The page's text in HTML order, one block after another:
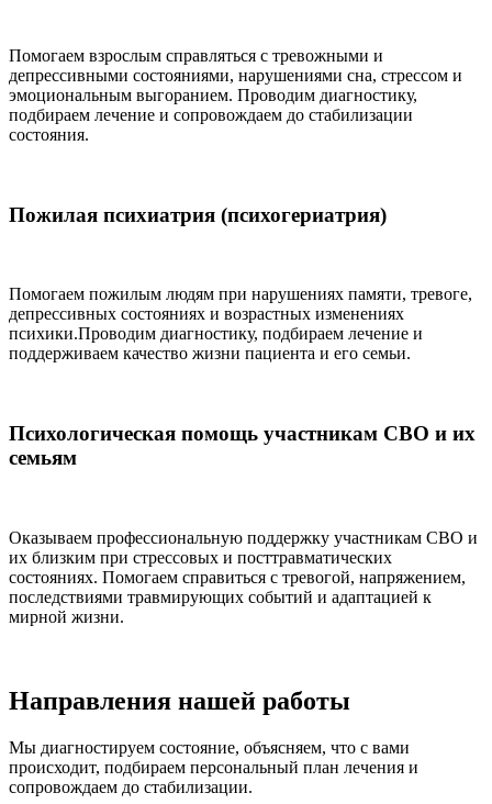
Помогаем взрослым справляться с тревожными и
депрессивными состояниями, нарушениями сна, стрессом и
эмоциональным выгоранием. Проводим диагностику,
подбираем лечение и сопровождаем до стабилизации
состояния.
Пожилая психиатрия (психогериатрия)
Помогаем пожилым людям при нарушениях памяти, тревоге,
депрессивных состояниях и возрастных изменениях
психики.Проводим диагностику, подбираем лечение и
поддерживаем качество жизни пациента и его семьи.
Психологическая помощь участникам СВО и их
семьям
Оказываем профессиональную поддержку участникам СВО и
их близким при стрессовых и посттравматических
состояниях. Помогаем справиться с тревогой, напряжением,
последствиями травмирующих событий и адаптацией к
мирной жизни.
Направления нашей работы
Мы диагностируем состояние, объясняем, что с вами
происходит, подбираем персональный план лечения и
сопровождаем до стабилизации.